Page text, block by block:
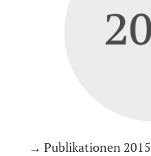
→ Publikationen 2015